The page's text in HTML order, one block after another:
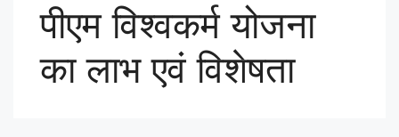
पीएम विश्वकर्म योजना
का लाभ एवं विशेषता